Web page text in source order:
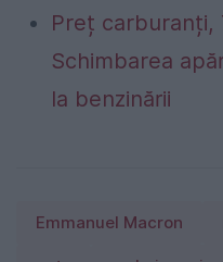
Preț carburanți,
Schimbarea
la benzinării
Emmanuel Macron